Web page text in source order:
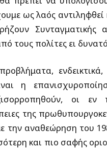
ως λαός αντιληφθεί
Συνταγματικής
τους πολίτες ει
ενδεικτικά,
η
οι εν
της
την αναθεώρηση του
και πιο σαφής